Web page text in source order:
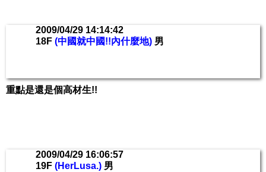
2009/04/29 14:14:42
18F (中國就中國!!內什麼地) 男
重點是還是個高材生!!
2009/04/29 16:06:57
19F (HerLusa.) 男